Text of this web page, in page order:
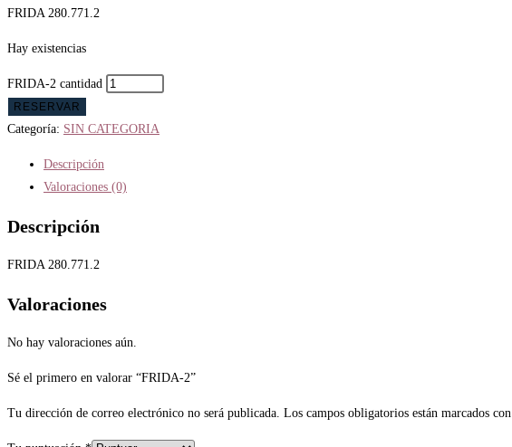
FRIDA 280.771.2
Hay existencias
FRIDA-2 cantidad
RESERVAR
Categoría: SIN CATEGORIA
Descripción
Valoraciones (0)
Descripción
FRIDA 280.771.2
Valoraciones
No hay valoraciones aún.
Sé el primero en valorar “FRIDA-2”
Tu dirección de correo electrónico no será publicada. Los campos obligatorios están marcados con